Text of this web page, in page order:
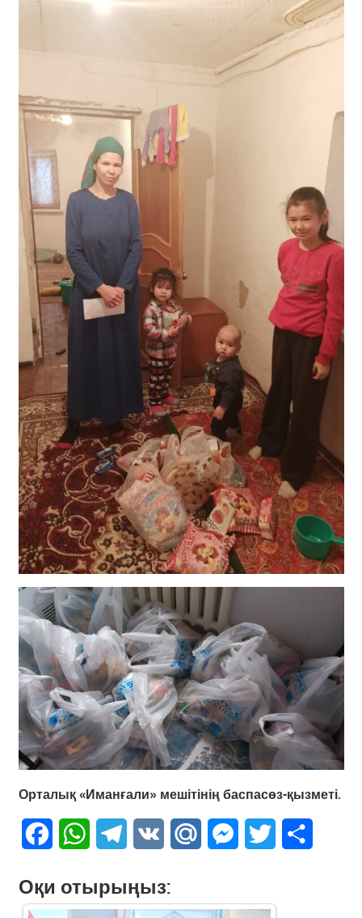
Орталық «Иманғали» мешітінің баспасөз-қызметі.
FacebookWhatsAppTelegram
VK Mail.Ru Messenger
Twitter
Оқи отырыңыз: